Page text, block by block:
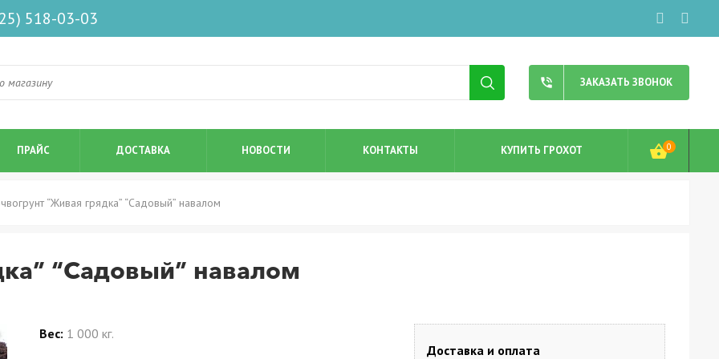
518-03-03
phone_in_talk ЗАКАЗАТЬ ЗВОНОК
ПРАЙС ДОСТАВКА НОВОСТИ КОНТАКТЫ КУПИТЬ ГРОХОТ shopping_basket0
“Живая грядка” “Садовый” навалом
“Садовый” навалом
Вес: 1 000 кг.
Доставка и оплата